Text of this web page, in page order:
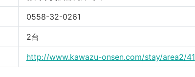
0558-32-0261
2台
http://www.kawazu-onsen.com/stay/area2/41